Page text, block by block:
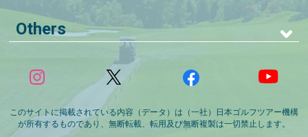
Others
このサイトに掲載されている内容（データ）は（一社）日本ゴルフツアー機構
が所有するものであり、無断転載、転用及び無断複製は一切禁止します。